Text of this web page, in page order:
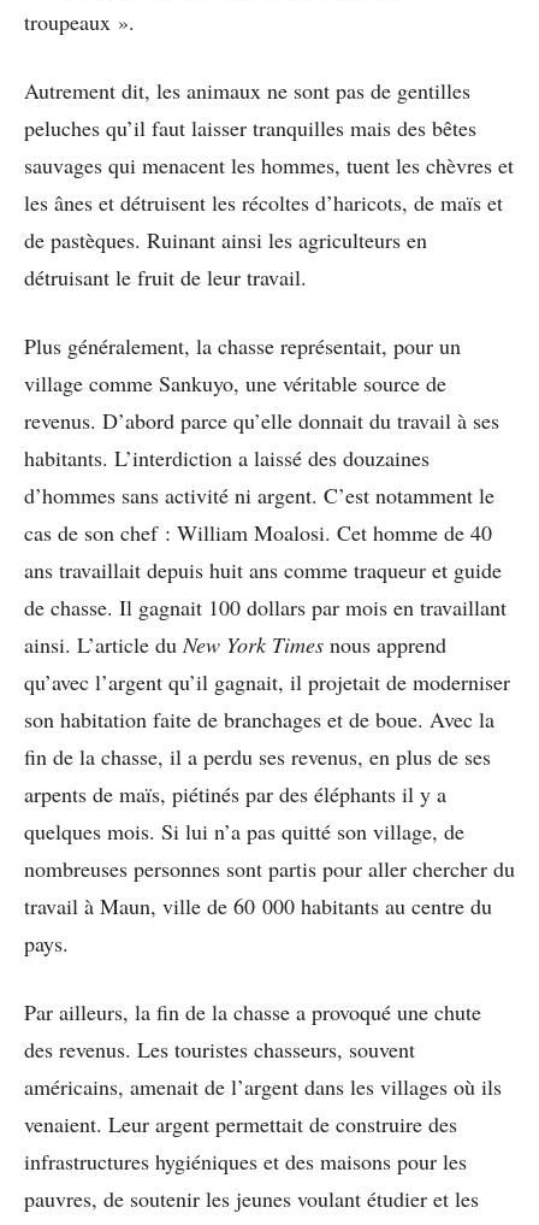
troupeaux ».
Autrement dit, les animaux ne sont pas de gentilles
peluches qu’il faut laisser tranquilles mais des bêtes
sauvages qui menacent les hommes, tuent les chèvres et
les ânes et détruisent les récoltes d’haricots, de maïs et
de pastèques. Ruinant ainsi les agriculteurs en
détruisant le fruit de leur travail.
Plus généralement, la chasse représentait, pour un
village comme Sankuyo, une véritable source de
revenus. D’abord parce qu’elle donnait du travail à ses
habitants. L’interdiction a laissé des douzaines
d’hommes sans activité ni argent. C’est notamment le
cas de son chef : William Moalosi. Cet homme de 40
ans travaillait depuis huit ans comme traqueur et guide
de chasse. Il gagnait 100 dollars par mois en travaillant
ainsi. L’article du New York Times nous apprend
qu’avec l’argent qu’il gagnait, il projetait de moderniser
son habitation faite de branchages et de boue. Avec la
fin de la chasse, il a perdu ses revenus, en plus de ses
arpents de maïs, piétinés par des éléphants il y a
quelques mois. Si lui n’a pas quitté son village, de
nombreuses personnes sont partis pour aller chercher du
travail à Maun, ville de 60 000 habitants au centre du
pays.
Par ailleurs, la fin de la chasse a provoqué une chute
des revenus. Les touristes chasseurs, souvent
américains, amenait de l’argent dans les villages où ils
venaient. Leur argent permettait de construire des
infrastructures hygiéniques et des maisons pour les
pauvres, de soutenir les jeunes voulant étudier et les